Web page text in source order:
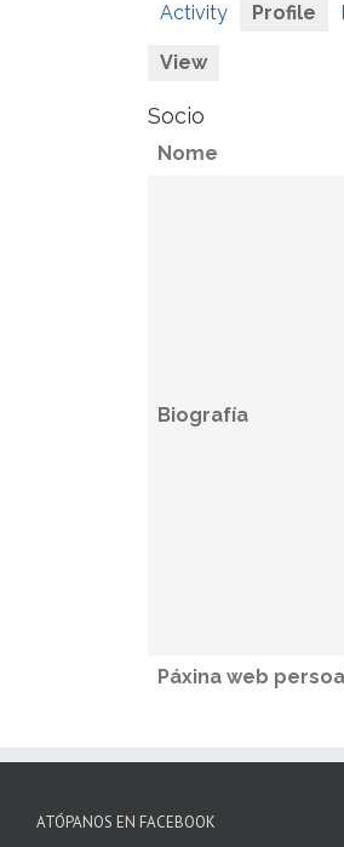
Activity Profile
View
Socio
Nome
Biografía
Páxina web
ATÓPANOS EN FACEBOOK